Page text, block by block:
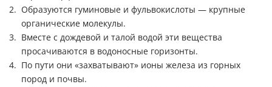
Образуются гуминовые и фульвокислоты — крупные
органические молекулы.
Вместе с дождевой и талой водой эти вещества
просачиваются в водоносные горизонты.
По пути они «захватывают» ионы железа из горных
пород и почвы.